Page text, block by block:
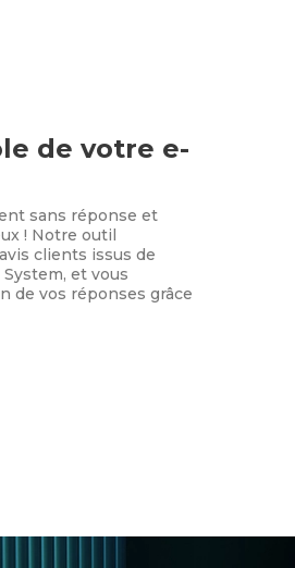
de votre e-
sans réponse et
! Notre outil
clients issus de
et vous
de vos réponses grâce